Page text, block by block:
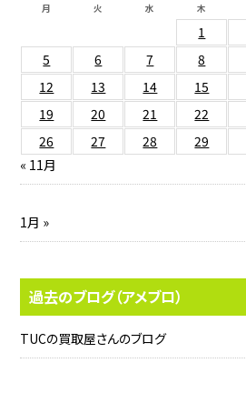
月 火 水 木
1
5
6 7 8
12
13 14 15
19
20 21 22
26
27 28 29
« 11月
1月 »
過去のブログ（アメブロ）
TUCの買取屋さんのブログ